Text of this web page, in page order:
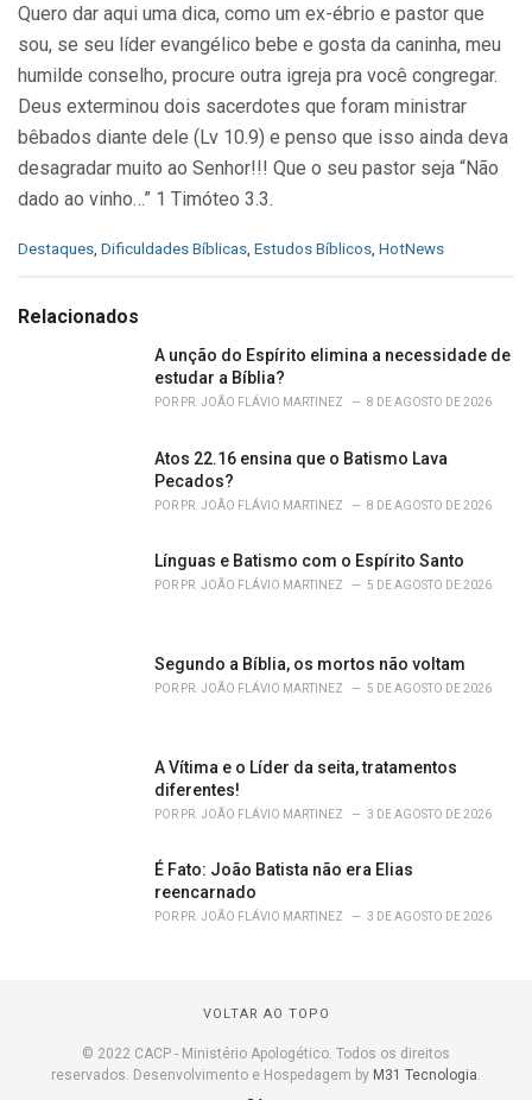
Quero dar aqui uma dica, como um ex-ébrio e pastor que
sou, se seu líder evangélico bebe e gosta da caninha, meu
humilde conselho, procure outra igreja pra você congregar.
Deus exterminou dois sacerdotes que foram ministrar
bêbados diante dele (Lv 10.9) e penso que isso ainda deva
desagradar muito ao Senhor!!! Que o seu pastor seja “Não
dado ao vinho…” 1 Timóteo 3.3.
C
e
Destaques Dificuldades Bíblicas Estudos Bíblicos HotNews
Relacionados
A unção do Espírito elimina a necessidade de
estudar a Bíblia?
POR PR. JOÃO FLÁVIO MARTINEZ 8 DE AGOSTO DE 2026
Atos 22.16 ensina que o Batismo Lava
Pecados?
POR PR. JOÃO FLÁVIO MARTINEZ 8 DE AGOSTO DE 2026
Línguas e Batismo com o Espírito Santo
POR PR. JOÃO FLÁVIO MARTINEZ 5 DE AGOSTO DE 2026
Segundo a Bíblia, os mortos não voltam
POR PR. JOÃO FLÁVIO MARTINEZ 5 DE AGOSTO DE 2026
A Vítima e o Líder da seita, tratamentos
diferentes!
POR PR. JOÃO FLÁVIO MARTINEZ 3 DE AGOSTO DE 2026
É Fato: João Batista não era Elias
reencarnado
POR PR. JOÃO FLÁVIO MARTINEZ 3 DE AGOSTO DE 2026
VOLTAR AO TOPO
© 2022 CACP - Ministério Apologético. Todos os direitos
reservados. Desenvolvimento e Hospedagem by M31 Tecnologia.